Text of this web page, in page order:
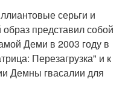
серьги и
представил собой
Деми в 2003 году в
Перезагрузка" и к
Демны гвасалии для